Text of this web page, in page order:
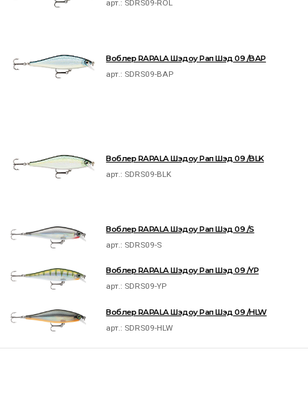
арт.: SDRS09-ROL
Воблер RAPALA Шэдоу Рап Шэд 09 /BAP
арт.: SDRS09-BAP
Воблер RAPALA Шэдоу Рап Шэд 09 /BLK
арт.: SDRS09-BLK
Воблер RAPALA Шэдоу Рап Шэд 09 /S
арт.: SDRS09-S
Воблер RAPALA Шэдоу Рап Шэд 09 /YP
арт.: SDRS09-YP
Воблер RAPALA Шэдоу Рап Шэд 09 /HLW
арт.: SDRS09-HLW